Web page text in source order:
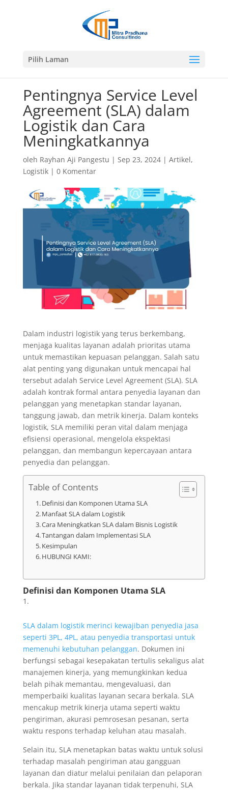
Pilih Laman
Pentingnya Service Level
Agreement (SLA) dalam
Logistik dan Cara
Meningkatkannya
oleh Rayhan Aji Pangestu | Sep 23, 2024| Artikel,
Logistik| 0 Komentar
Dalam industri logistik yang terus berkembang,
menjaga kualitas layanan adalah prioritas utama
untuk memastikan kepuasan pelanggan. Salah satu
alat penting yang digunakan untuk mencapai hal
tersebut adalah Service Level Agreement (SLA). SLA
adalah kontrak formal antara penyedia layanan dan
pelanggan yang menetapkan standar layanan,
tanggung jawab, dan metrik kinerja. Dalam konteks
logistik, SLA memiliki peran vital dalam menjaga
efisiensi operasional, mengelola ekspektasi
pelanggan, dan membangun kepercayaan antara
penyedia dan pelanggan.
Table of Contents
Definisi dan Komponen Utama SLA
Manfaat SLA dalam Logistik
Cara Meningkatkan SLA dalam Bisnis Logistik
Tantangan dalam Implementasi SLA
Kesimpulan
HUBUNGI KAMI:
Definisi dan Komponen Utama SLA
SLA dalam logistik merinci kewajiban penyedia jasa
seperti 3PL, 4PL, atau penyedia transportasi untuk
memenuhi kebutuhan pelanggan. Dokumen ini
berfungsi sebagai kesepakatan tertulis sekaligus alat
manajemen kinerja, yang memungkinkan kedua
belah pihak memantau, mengevaluasi, dan
memperbaiki kualitas layanan secara berkala. SLA
mencakup metrik kinerja utama seperti waktu
pengiriman, akurasi pemrosesan pesanan, serta
waktu respons terhadap keluhan atau masalah.
Selain itu, SLA menetapkan batas waktu untuk solusi
terhadap masalah pengiriman atau gangguan
layanan dan diatur melalui penilaian dan pelaporan
berkala. Jika standar layanan tidak terpenuhi, SLA